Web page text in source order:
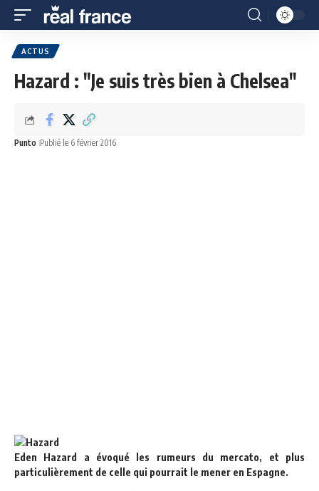
ACTUS
Hazard : "Je suis très bien à Chelsea"
Punto Publié le 6 février 2016
Eden Hazard a évoqué les rumeurs du mercato, et plus
particulièrement de celle qui pourrait le mener en Espagne.